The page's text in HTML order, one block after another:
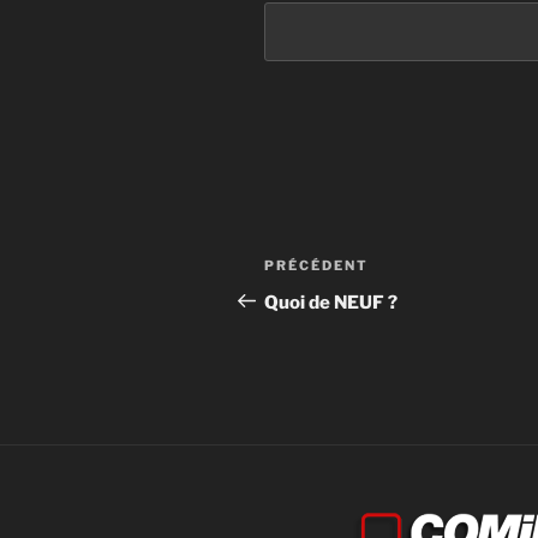
PRÉCÉDENT
Quoi de NEUF ?